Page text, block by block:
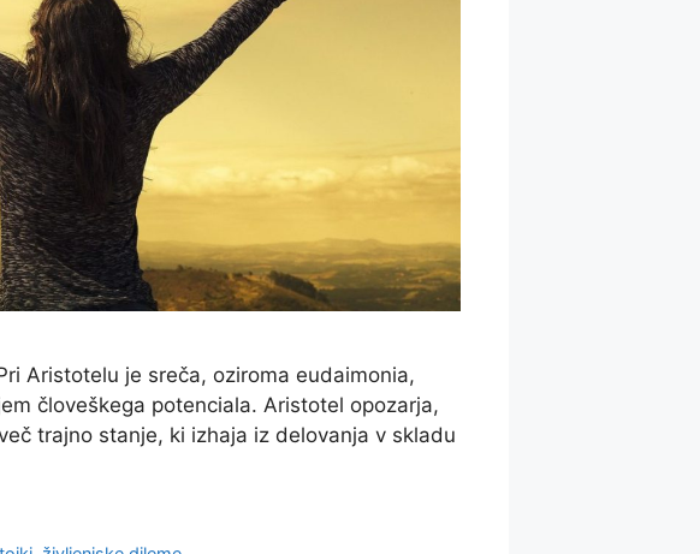
Aristotelu je sreča, oziroma eudaimonia,
človeškega potenciala. Aristotel opozarja,
trajno stanje, ki izhaja iz delovanja v skladu